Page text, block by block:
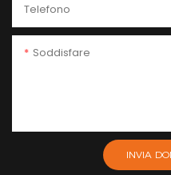
Telefono
Soddisfare
INVIA